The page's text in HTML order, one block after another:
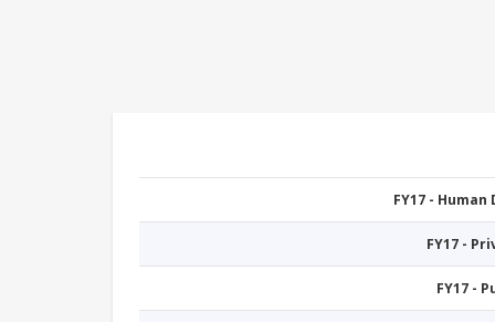
FY17 -
FY17 -
FY17 -